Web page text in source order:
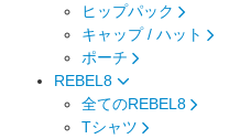
ヒップパック
キャップ / ハット
ポーチ
REBEL8
全てのREBEL8
Tシャツ